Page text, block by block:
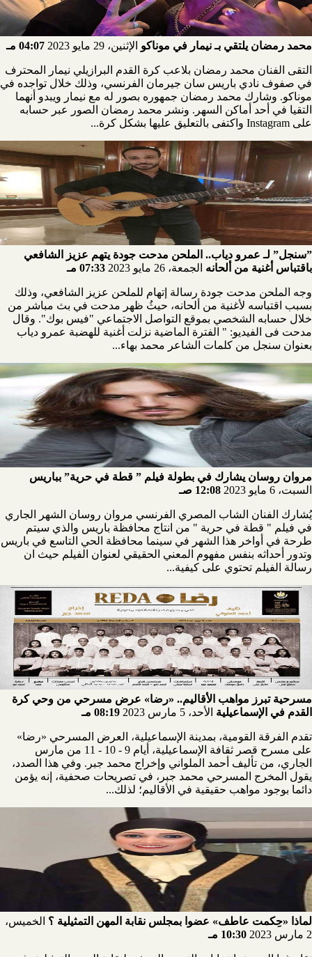
محمد رمضان يلتقي بـ نيمار في موناكو الإثنين، 29 مايو 2023 04:07 مـ
التقى الفنان محمد رمضان بلاعب كرة القدم البرازيلي نيمار المحترف
في صفوف نادي باريس سان جيرمان الفرنسي، وذلك خلال تواجده في
موناكو. وشارك محمد رمضان جمهوره بصور له مع نيمار ويبدو أنهما
التقيا في أحد أماكن السهر. ونشر محمد رمضان الصور عبر حسابه
على Instagram واكتفى بالتعليق عليها بشكل كرة...
”سنجل” لـ عمرو دياب.. الملحن مدحت جودة يتهم عزيز الشافعي
باقتباس أغنية من ألحانه الجمعة، 26 مايو 2023 07:33 مـ
وجه الملحن مدحت جودة رسالة إتهام للملحن عزيز الشافعي، وذلك
بسبب اقتباسه لأغنية من ألحانه، حيثُ ظهر مدحت في بث مباشر من
خلال حسابه الشخصي بموقع التواصل الاجتماعي "فيس بوك". وقال
مدحت فى الفيديو: " الفترة الماضية نزلت أغنية للهضبة عمرو دياب
بعنوان سنجل من كلمات الشاعر محمد بهاء...
مروان روسان يشارك في بطولة فيلم ” قطة في حرية” بباريس
السبت، 6 مايو 2023
12:08 صـ
يُشارك الفنان الشاب المصري الفرنسي مروان روسان الشهر الجاري
في فيلم " قطة في حرية " من انتاج محافظة باريس والذي سيتم
طرحة في أواخر هذا الشهر في سينما محافظة الحي التاسع في باريس
وتدور أحداثه بنفس مفهوم المعني الحقيقي لعنوان الفيلم حيث ان
رسالة الفيلم تحتوي على كيفية...
مسرحية تبرز مواهب الأقاليم.. «رضا» عرض مسرحي من وحي كرة
القدم في الإسماعيلية الأحد، 5 مارس 2023 08:19 مـ
تقدم الفرقة القومية، بمدينة الإسماعيلية، العرض المسرحي «رضا»
على مسرح قصر ثقافة الإسماعيلية، أيام 9 - 10 - 11 من مارس
الجاري، من تأليف أحمد الملواني وإخراج محمد جبر. وفي هذا الصدد،
يقول المخرج المسرحي محمد جبر، في تصريحات صحفية، إنه يؤمن
دائما بوجود مواهب حقيقية في الأقاليم؛ لذلك...
لماذا «حِكمت عاطف» عضوا بمجلس نقابة المهن التمثيلية ؟ الخميس،
2 مارس 2023
10:30 مـ